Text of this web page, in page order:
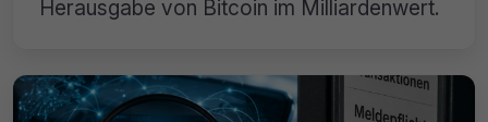
Herausgabe von Bitcoin im Milliardenwert.